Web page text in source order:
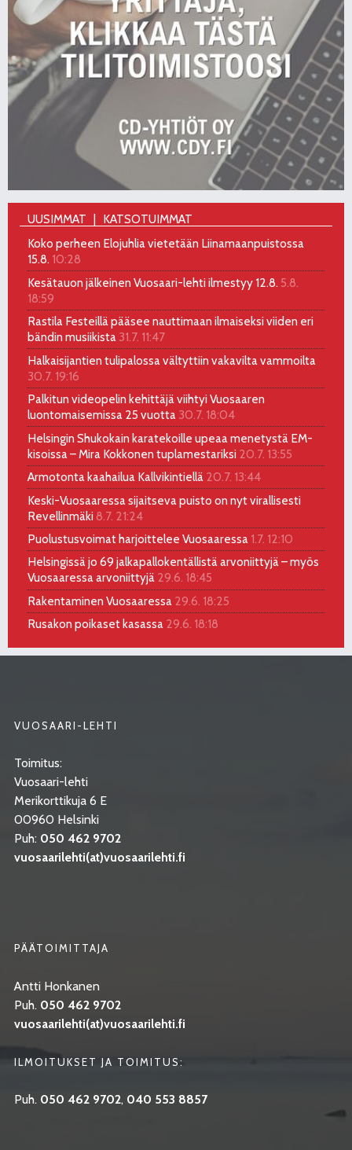
UUSIMMAT
KATSOTUIMMAT
Koko perheen Elojuhlia vietetään Liinamaanpuistossa
15.8. 10:28
Kesätauon jälkeinen Vuosaari-lehti ilmestyy 12.8. 5.8.
18:59
Rastila Festeillä pääsee nauttimaan ilmaiseksi viiden eri
bändin musiikista 31.7. 11:47
Halkaisijantien tulipalossa vältyttiin vakavilta vammoilta
30.7. 19:16
Palkitun videopelin kehittäjä viihtyi Vuosaaren
luontomaisemissa 25 vuotta 30.7. 18:04
Helsingin Shukokain karatekoille upeaa menetystä EM-
kisoissa – Mira Kokkonen tuplamestariksi 20.7. 13:55
Armotonta kaahailua Kallvikintiellä 20.7. 13:44
Keski-Vuosaaressa sijaitseva puisto on nyt virallisesti
Revellinmäki 8.7. 21:24
Puolustusvoimat harjoittelee Vuosaaressa 1.7. 12:10
Helsingissä jo 69 jalkapallokentällistä arvoniittyjä – myös
Vuosaaressa arvoniittyjä 29.6. 18:45
Rakentaminen Vuosaaressa 29.6. 18:25
Rusakon poikaset kasassa 29.6. 18:18
VUOSAARI-LEHTI
Toimitus:
Vuosaari-lehti
Merikorttikuja 6 E
00960 Helsinki
Puh: 050 462 9702
vuosaarilehti(at)vuosaarilehti.fi
PÄÄTOIMITTAJA
Antti Honkanen
Puh. 050 462 9702
vuosaarilehti(at)vuosaarilehti.fi
ILMOITUKSET JA TOIMITUS:
Puh. 050 462 9702, 040 553 8857